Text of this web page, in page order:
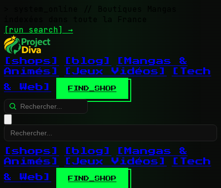
// Boutiques Mangas
indexées dans toute la France
[run search] →
[shops] [blog]
[Mangas &
Animés]
[Jeux Vidéos]
[Tech
& Web]
FIND_SHOP
[shops] [blog]
[Mangas &
Animés]
[Jeux Vidéos]
[Tech
& Web]
FIND_SHOP